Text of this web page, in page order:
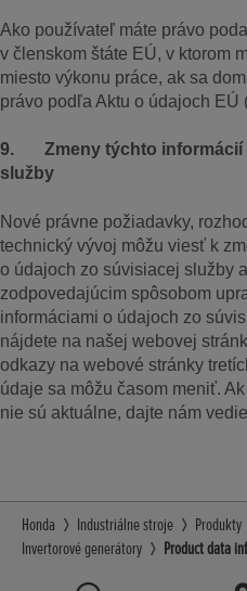
Ako používateľ máte právo
v členskom štáte EÚ, v ktorom
miesto výkonu práce, ak sa
právo podľa Aktu o údajoch EÚ
9. Zmeny týchto informácií
služby
Nové právne požiadavky,
technický vývoj môžu viesť k
o údajoch zo súvisiacej služby
zodpovedajúcim spôsobom
informáciami o údajoch zo
nájdete na našej webovej
odkazy na webové stránky
údaje sa môžu časom meniť.
nie sú aktuálne, dajte nám
Honda Industriálne stroje Produkty
Invertorové generátory
Product data